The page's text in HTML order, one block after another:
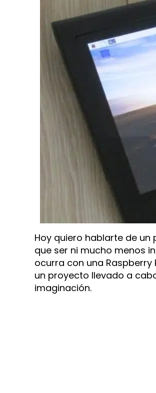
Hoy quiero hablarte de
que ser ni mucho menos
ocurra con una Raspberry
un proyecto llevado a
imaginación.